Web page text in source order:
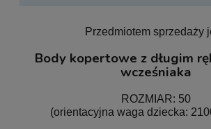
Przedmiotem sprzedaży
Body kopertowe z długim
wcześniaka
ROZMIAR: 50
(orientacyjna waga dziecka: